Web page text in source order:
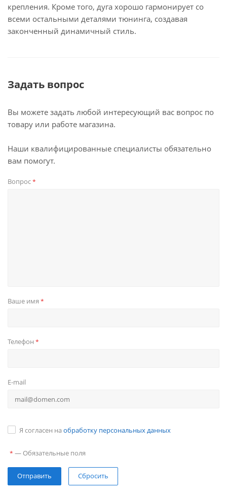
крепления. Кроме того, дуга хорошо гармонирует со
всеми остальными деталями тюнинга, создавая
законченный динамичный стиль.
Задать вопрос
Вы можете задать любой интересующий вас вопрос по
товару или работе магазина.
Наши квалифицированные специалисты обязательно
вам помогут.
Вопрос*
Ваше имя *
Телефон *
E-mail
Я согласен на обработку персональных данных
* — Обязательные поля
Сбросить